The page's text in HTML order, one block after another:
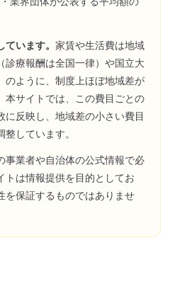
います。 家賃や生活費は地域
診療報酬は全国一律）や国立大
のように、制度上ほぼ地域差が
本サイトでは、この費目ごとの
に反映し、地域差の小さい費目
しています。
事業者や自治体の公式情報で必
トは情報提供を目的としてお
を保証するものではありませ